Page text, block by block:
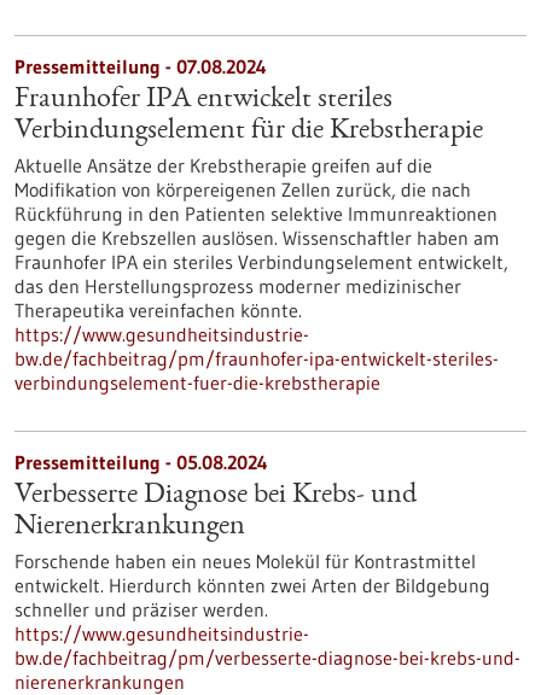
Pressemitteilung - 07.08.2024
Fraunhofer IPA entwickelt steriles
Verbindungselement für die Krebstherapie
Aktuelle Ansätze der Krebstherapie greifen auf die
Modifikation von körpereigenen Zellen zurück, die nach
Rückführung in den Patienten selektive Immunreaktionen
gegen die Krebszellen auslösen. Wissenschaftler haben am
Fraunhofer IPA ein steriles Verbindungselement entwickelt,
das den Herstellungsprozess moderner medizinischer
Therapeutika vereinfachen könnte.
https://www.gesundheitsindustrie-
bw.de/fachbeitrag/pm/fraunhofer-ipa-entwickelt-steriles-
verbindungselement-fuer-die-krebstherapie
Pressemitteilung - 05.08.2024
Verbesserte Diagnose bei Krebs- und
Nierenerkrankungen
Forschende haben ein neues Molekül für Kontrastmittel
entwickelt. Hierdurch könnten zwei Arten der Bildgebung
schneller und präziser werden.
https://www.gesundheitsindustrie-
bw.de/fachbeitrag/pm/verbesserte-diagnose-bei-krebs-und-
nierenerkrankungen